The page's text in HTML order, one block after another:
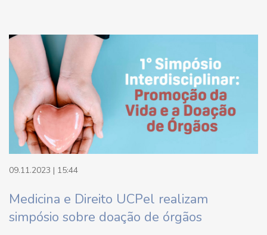
09.11.2023 | 15:44
Medicina e Direito UCPel realizam
simpósio sobre doação de órgãos